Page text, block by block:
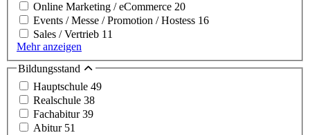
Online Marketing / eCommerce 20
Events / Messe / Promotion / Hostess 16
Sales / Vertrieb 11
Mehr anzeigen
Bildungsstand
Hauptschule 49
Realschule 38
Fachabitur39
Abitur 51